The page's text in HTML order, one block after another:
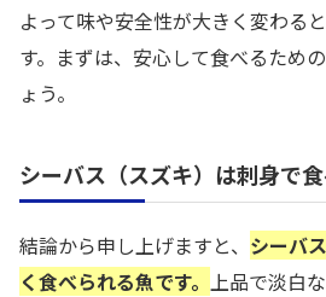
よって味や安全性が大きく変わる
す。まずは、安心して食べるため
ょう。
シーバス（スズキ）は刺身で
結論から申し上げますと、 シーバ
く食べられる魚です。
上品で淡白